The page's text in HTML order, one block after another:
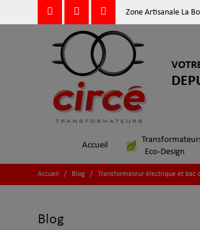
Zone Artisanale La
Accueil
Eco-Design
Accueil / Blog / Transformateur électrique et bac
Blog